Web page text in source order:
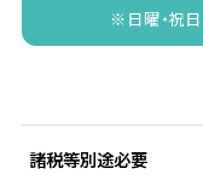
※日曜・祝
諸税等別途必要